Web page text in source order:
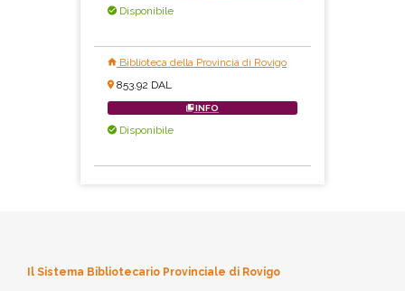
Disponibile
Biblioteca della Provincia di Rovigo
853.92 DAL
INFO
Disponibile
Il Sistema Bibliotecario Provinciale di Rovigo